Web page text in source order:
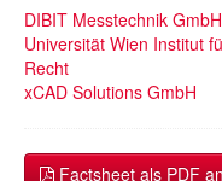
DIBIT Messtechnik GmbH
Universität Wien Institut
Recht
xCAD Solutions GmbH
Factsheet als PDF